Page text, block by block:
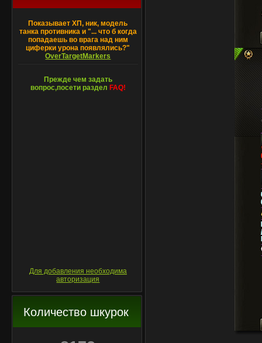
Показывает ХП, ник, модель
танка противника и "... что б когда
попадаешь во врага над ним
циферки урона появлялись?"
OverTargetMarkers
Прежде чем задать
вопрос,посети раздел FAQ!
Для добавления необходима
авторизация
Количество шкурок